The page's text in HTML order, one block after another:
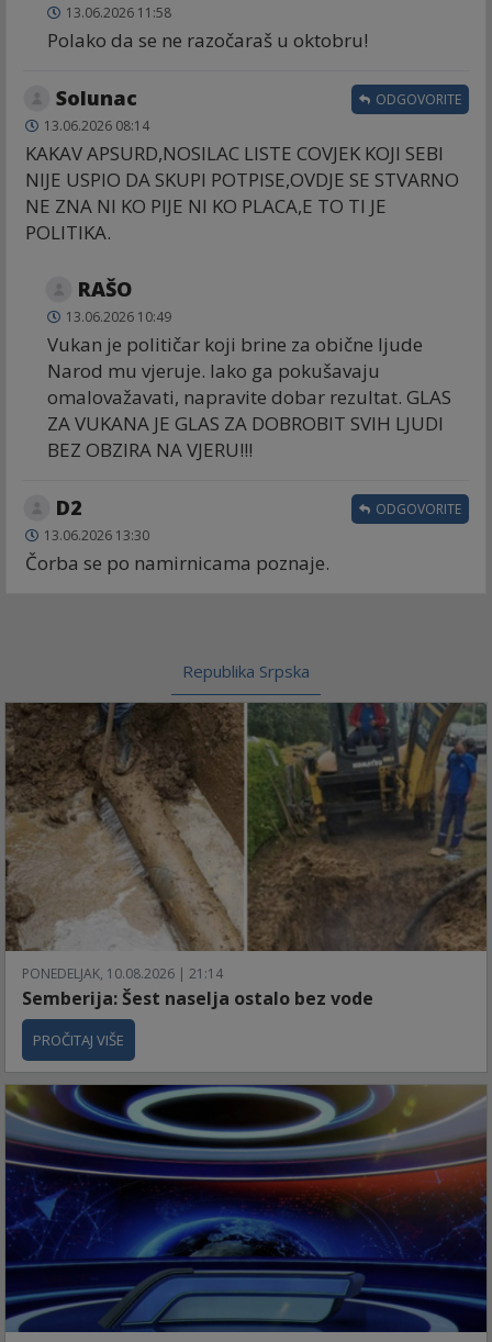
13.06.2026 11:58
Polako da se ne razočaraš u oktobru!
Solunac
13.06.2026 08:14
KAKAV APSURD,NOSILAC LISTE COVJEK KOJI SEBI
NIJE USPIO DA SKUPI POTPISE,OVDJE SE STVARNO
NE ZNA NI KO PIJE NI KO PLACA,E TO TI JE
POLITIKA.
ODGOVORITE
RAŠO
13.06.2026 10:49
Vukan je političar koji brine za obične ljude
Narod mu vjeruje. Iako ga pokušavaju
omalovažavati, napravite dobar rezultat. GLAS
ZA VUKANA JE GLAS ZA DOBROBIT SVIH LJUDI
BEZ OBZIRA NA VJERU!!!
D2
13.06.2026 13:30
Čorba se po namirnicama poznaje.
ODGOVORITE
Republika Srpska
PONEDELJAK, 10.08.2026 | 21:14
Semberija: Šest naselja ostalo bez vode
PROČITAJ VIŠE